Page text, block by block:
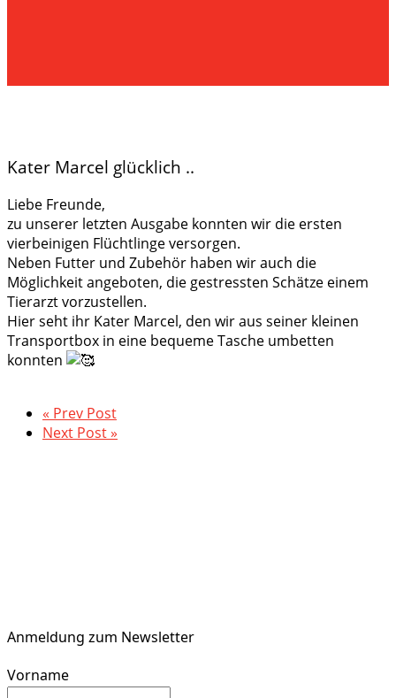
Kater Marcel glücklich ..
Liebe Freunde,
zu unserer letzten Ausgabe konnten wir die ersten
vierbeinigen Flüchtlinge versorgen.
Neben Futter und Zubehör haben wir auch die
Möglichkeit angeboten, die gestressten Schätze einem
Tierarzt vorzustellen.
Hier seht ihr Kater Marcel, den wir aus seiner kleinen
Transportbox in eine bequeme Tasche umbetten
konnten
« Prev Post
Next Post »
Anmeldung zum Newsletter
Vorname